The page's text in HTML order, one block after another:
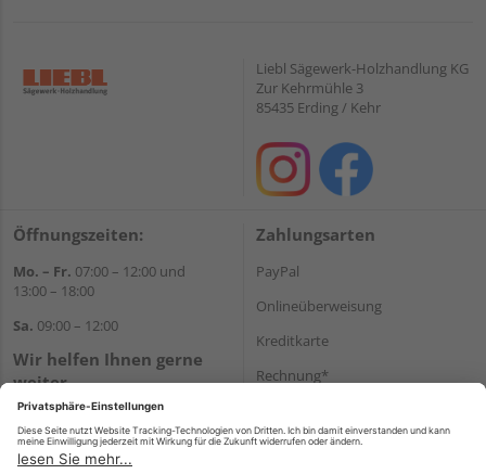
Liebl Sägewerk-Holzhandlung KG
Zur Kehrmühle 3
85435 Erding / Kehr
Öffnungszeiten:
Mo. – Fr. 07:00 – 12:00 und
13:00 – 18:00
Sa. 09:00 – 12:00
Wir helfen Ihnen gerne
weiter
Tel.:+49 8122 14197
E-Mail:vertrieb@holz-liebl.de
Zahlungsarten
PayPal
Onlineüberweisung
Kreditkarte
Rechnung*
Versand